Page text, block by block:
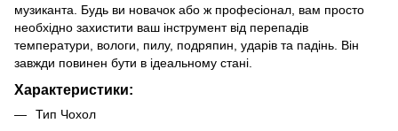
музиканта. Будь ви новачок або ж професіонал, вам просто
необхідно захистити ваш інструмент від перепадів
температури, вологи, пилу, подряпин, ударів та падінь. Він
завжди повинен бути в ідеальному стані.
Характеристики:
Тип Чохол